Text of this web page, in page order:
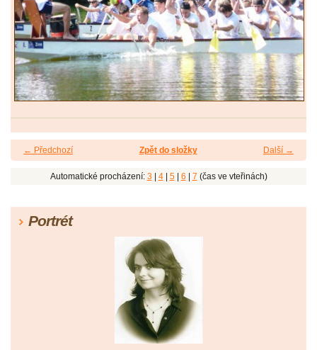
← Předchozí Další →
Zpět do složky
Automatické procházení: 3 4| 5| 6 7 (čas ve vteřinách)
Portrét